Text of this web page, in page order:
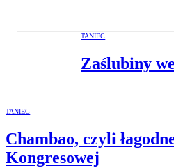
TANIEC
Zaślubiny
TANIEC
Chambao, czyli
Kongresowej